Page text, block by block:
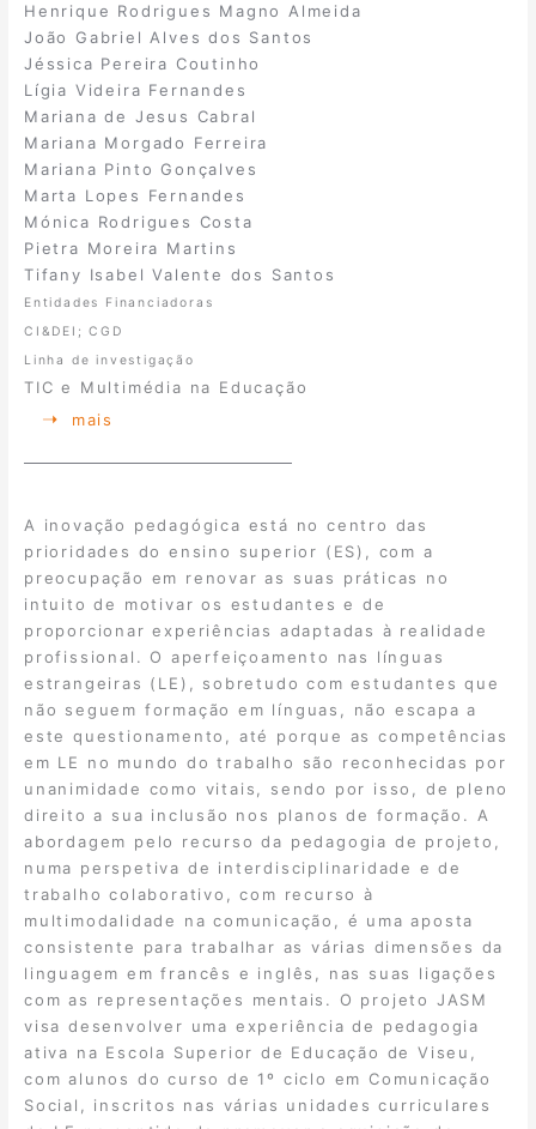
Henrique Rodrigues Magno Almeida
João Gabriel Alves dos Santos
Jéssica Pereira Coutinho
Lígia Videira Fernandes
Mariana de Jesus Cabral
Mariana Morgado Ferreira
Mariana Pinto Gonçalves
Marta Lopes Fernandes
Mónica Rodrigues Costa
Pietra Moreira Martins
Tifany Isabel Valente dos Santos
Entidades Financiadoras
CI&DEI; CGD
Linha de investigação
TIC e Multimédia na Educação
mais
A inovação pedagógica está no centro das
prioridades do ensino superior (ES), com a
preocupação em renovar as suas práticas no
intuito de motivar os estudantes e de
proporcionar experiências adaptadas à realidade
profissional. O aperfeiçoamento nas línguas
estrangeiras (LE), sobretudo com estudantes que
não seguem formação em línguas, não escapa a
este questionamento, até porque as competências
em LE no mundo do trabalho são reconhecidas por
unanimidade como vitais, sendo por isso, de pleno
direito a sua inclusão nos planos de formação. A
abordagem pelo recurso da pedagogia de projeto,
numa perspetiva de interdisciplinaridade e de
trabalho colaborativo, com recurso à
multimodalidade na comunicação, é uma aposta
consistente para trabalhar as várias dimensões da
linguagem em francês e inglês, nas suas ligações
com as representações mentais. O projeto JASM
visa desenvolver uma experiência de pedagogia
ativa na Escola Superior de Educação de Viseu,
com alunos do curso de 1º ciclo em Comunicação
Social, inscritos nas várias unidades curriculares